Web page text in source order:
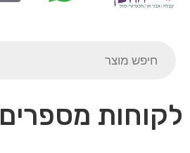
לקוחות מספרים